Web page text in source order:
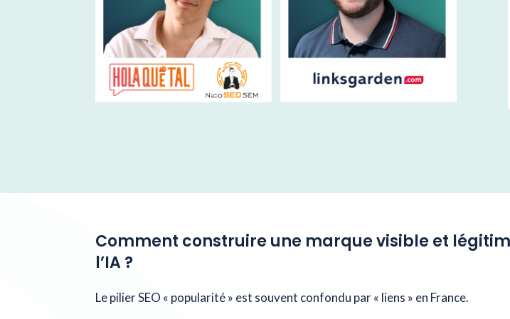
Comment construire une marque visible et
l’IA ?
Le pilier SEO « popularité » est souvent confondu par « liens » en France.